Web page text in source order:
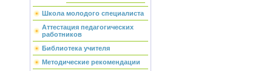
Школа молодого специалиста
Аттестация педагогических
работников
Библиотека учителя
Методические рекомендации